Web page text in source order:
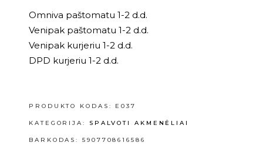
Omniva paštomatu 1-2 d.d.
Venipak paštomatu 1-2 d.d.
Venipak kurjeriu 1-2 d.d.
DPD kurjeriu 1-2 d.d.
PRODUKTO KODAS: E037
KATEGORIJA: SPALVOTI AKMENĖLIAI
BARKODAS: 5907708616586